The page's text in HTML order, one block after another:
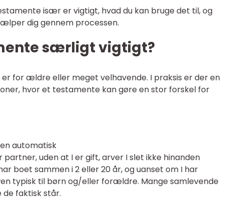
især er vigtigt, hvad du kan bruge det til, og
dig gennem processen.
særligt vigtigt?
for ældre eller meget velhavende. I praksis er der en
hvor et testamente kan gøre en stor forskel for
automatisk
uden at I er gift, arver I slet ikke hinanden
boet sammen i 2 eller 20 år, og uanset om I har
typisk til børn og/eller forældre. Mange samlevende
faktisk står.